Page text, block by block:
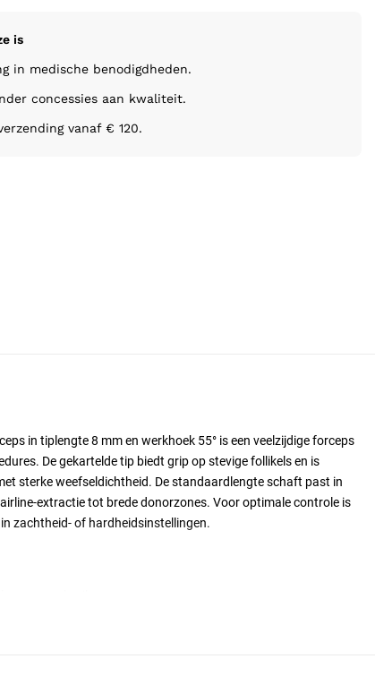
is
in medische benodigdheden.
concessies aan kwaliteit.
vanaf € 120.
in tiplengte 8 mm en werkhoek 55° is een veelzijdige forceps
De gekartelde tip biedt grip op stevige follikels en is
sterke weefseldichtheid. De standaardlengte schaft past in
extractie tot brede donorzones. Voor optimale controle is
zachtheid- of hardheidsinstellingen.
transectie